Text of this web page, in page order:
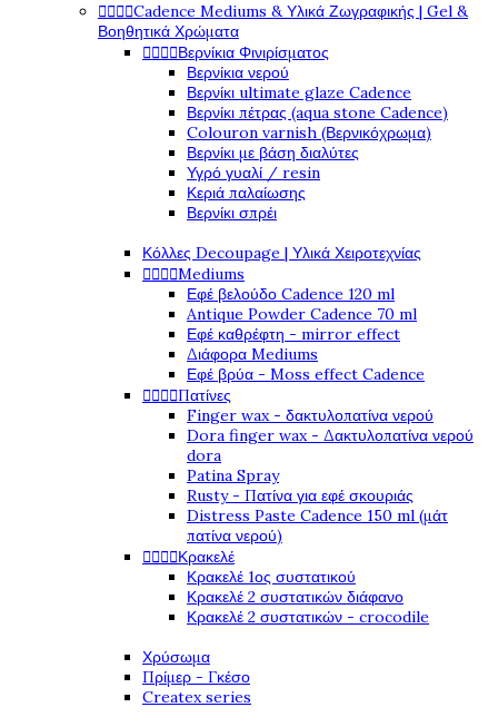
Cadence Mediums & Υλικά Ζωγραφικής | Gel &
Βοηθητικά Χρώματα
Βερνίκια Φινιρίσματος
Βερνίκια νερού
Βερνίκι ultimate glaze Cadence
Βερνίκι πέτρας (aqua stone Cadence)
Colouron varnish (Βερνικόχρωμα)
Βερνίκι με βάση διαλύτες
Υγρό γυαλί / resin
Κεριά παλαίωσης
Βερνίκι σπρέι
Κόλλες Decoupage | Υλικά Χειροτεχνίας
Mediums
Εφέ βελούδο Cadence 120 ml
Antique Powder Cadence 70 ml
Εφέ καθρέφτη - mirror effect
Διάφορα Mediums
Εφέ βρύα - Moss effect Cadence
Πατίνες
Finger wax - δακτυλοπατίνα νερού
Dora finger wax - Δακτυλοπατίνα νερού
dora
Patina Spray
Rusty - Πατίνα για εφέ σκουριάς
Distress Paste Cadence 150 ml (μάτ
πατίνα νερού)
Κρακελέ
Κρακελέ 1ος συστατικού
Κρακελέ 2 συστατικών διάφανο
Κρακελέ 2 συστατικών - crocodile
Χρύσωμα
Πρίμερ - Γκέσο
Createx series